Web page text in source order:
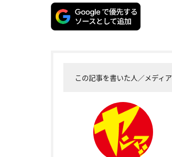
この記事を書いた人／メディア